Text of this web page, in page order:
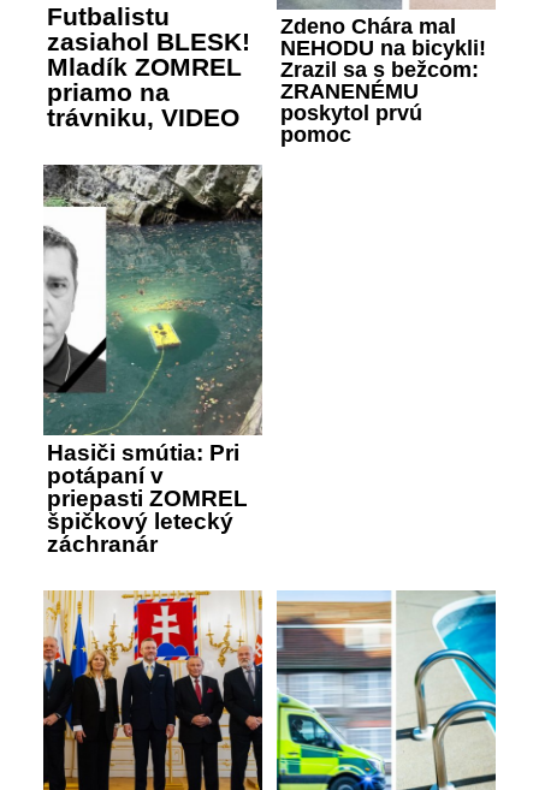
Futbalistu
zasiahol BLESK!
Mladík ZOMREL
priamo na
trávniku, VIDEO
Zdeno Chára mal
NEHODU na bicykli!
Zrazil sa s bežcom:
ZRANENÉMU
poskytol prvú
pomoc
Hasiči smútia: Pri
potápaní v
priepasti ZOMREL
špičkový letecký
záchranár